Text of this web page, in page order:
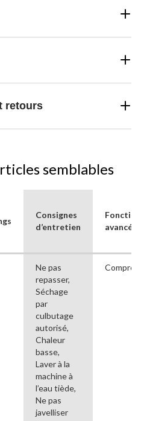
retours
semblables
Consignes
d’entretien
avancées
Ne pas
repasser,
Séchage
par
culbutage
autorisé,
Chaleur
basse,
Laver à la
machine à
l’eau tiède,
Ne pas
javelliser